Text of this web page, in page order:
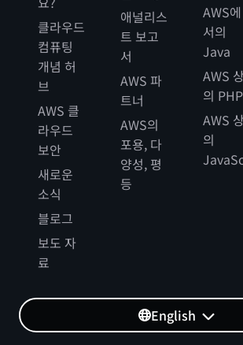
클라우드
컴퓨팅
개념 허
브
AWS 클
라우드
보안
새로운
소식
블로그
보도 자
료
애널리스
트 보고
서
AWS 파
트너
AWS의
포용, 다
양성, 평
등
AWS에
서의
Java
AWS 상
의 PHP
AWS 상
의
English